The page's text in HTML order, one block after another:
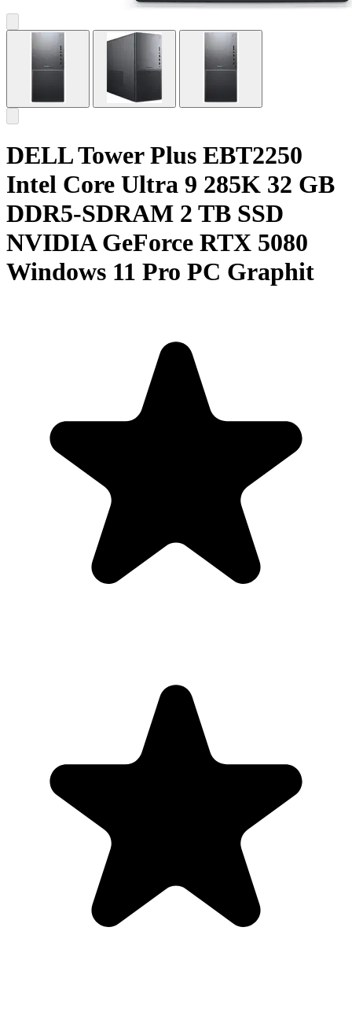
DELL Tower Plus EBT2250
Intel Core Ultra 9 285K 32 GB
DDR5-SDRAM 2 TB SSD
NVIDIA GeForce RTX 5080
Windows 11 Pro PC Graphit